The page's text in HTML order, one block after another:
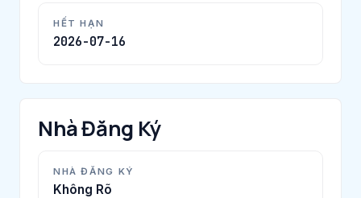
HẾT HẠN
2026-07-16
Nhà Đăng Ký
NHÀ ĐĂNG KÝ
Không Rõ